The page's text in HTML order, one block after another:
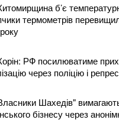
б’є
термометрів
РФ посилюватиме
через поліцію і
Шахедів"
бізнесу через